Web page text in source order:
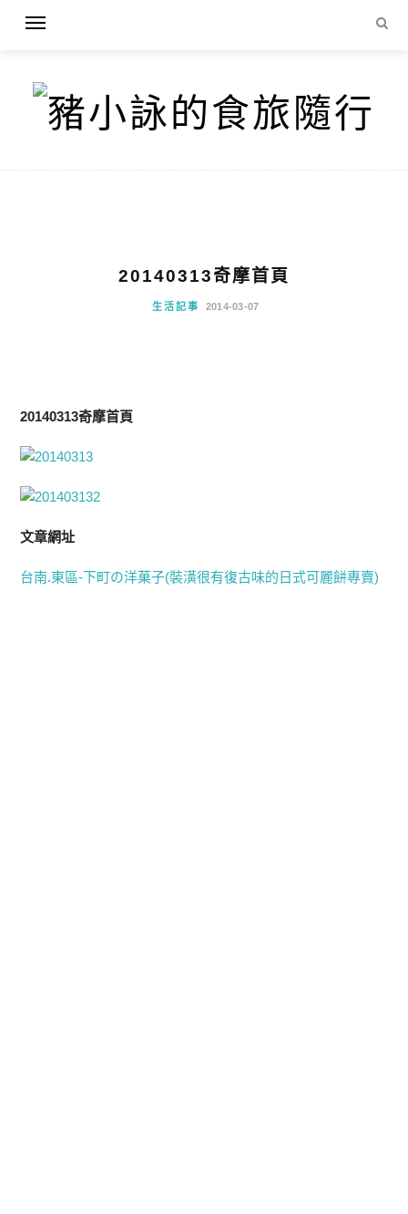
20140313奇摩首頁
生活記事 2014-03-07
20140313奇摩首頁
文章網址
台南.東區-下町の洋菓子(裝潢很有復古味的日式可麗餅專賣)